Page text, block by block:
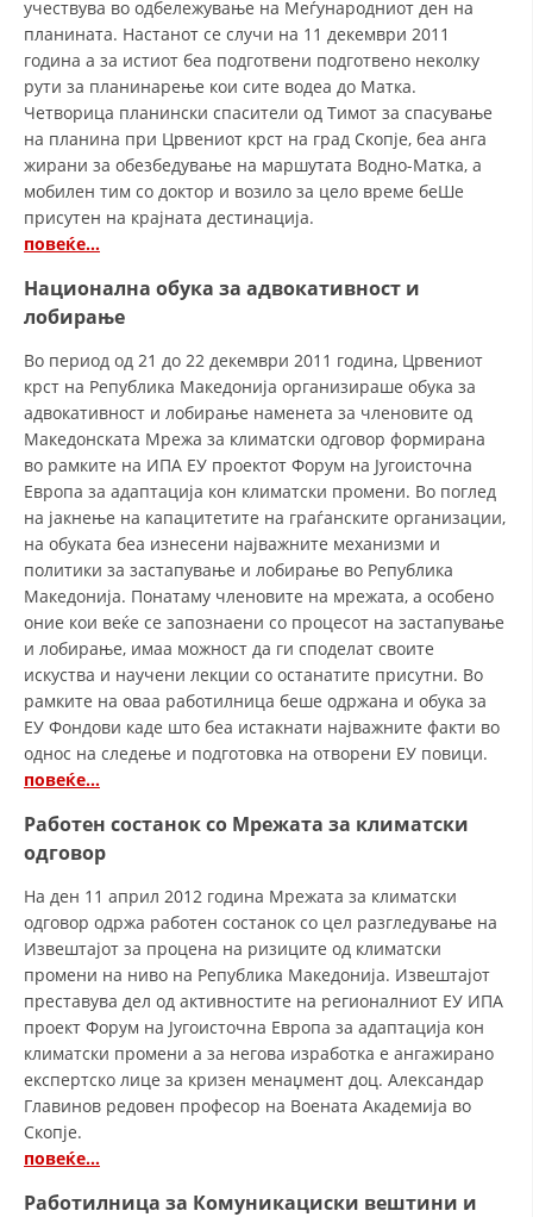
учествува во одбележување на Меѓународниот ден на
планината. Настанот се случи на 11 декември 2011
година а за истиот беа подготвени подготвено неколку
рути за планинарење кои сите водеа до Матка.
Четворица планински спасители од Тимот за спасување
на планина при Црвениот крст на град Скопје, беа анга
жирани за обезбедување на маршутата Водно-Матка, а
мобилен тим со доктор и возило за цело време беШе
присутен на крајната дестинација.
повеќе…
Национална обука за адвокативност и
лобирање
Во период од 21 до 22 декември 2011 година, Црвениот
крст на Република Македонија организираше обука за
адвокативност и лобирање наменета за членовите од
Македонската Мрежа за климатски одговор формирана
во рамките на ИПА ЕУ проектот Форум на Југоисточна
Европа за адаптација кон климатски промени. Во поглед
на јакнење на капацитетите на граѓанските организации,
на обуката беа изнесени најважните механизми и
политики за застапување и лобирање во Република
Македонија. Понатаму членовите на мрежата, а особено
оние кои веќе се запознаени со процесот на застапување
и лобирање, имаа можност да ги споделат своите
искуства и научени лекции со останатите присутни. Во
рамките на оваа работилница беше одржана и обука за
ЕУ Фондови каде што беа истакнати најважните факти во
однос на следење и подготовка на отворени ЕУ повици.
повеќе…
Работен состанок со Мрежата за климатски
одговор
На ден 11 април 2012 година Мрежата за климатски
одговор одржа работен состанок со цел разгледување на
Извештајот за процена на ризиците од климатски
промени на ниво на Република Македонија. Извештајот
преставува дел од активностите на регионалниот ЕУ ИПА
проект Форум на Југоисточна Европа за адаптација кон
климатски промени а за негова изработка е ангажирано
експертско лице за кризен менаџмент доц. Александар
Главинов редовен професор на Воената Академија во
Скопје.
повеќе…
Работилница за Комуникациски вештини и